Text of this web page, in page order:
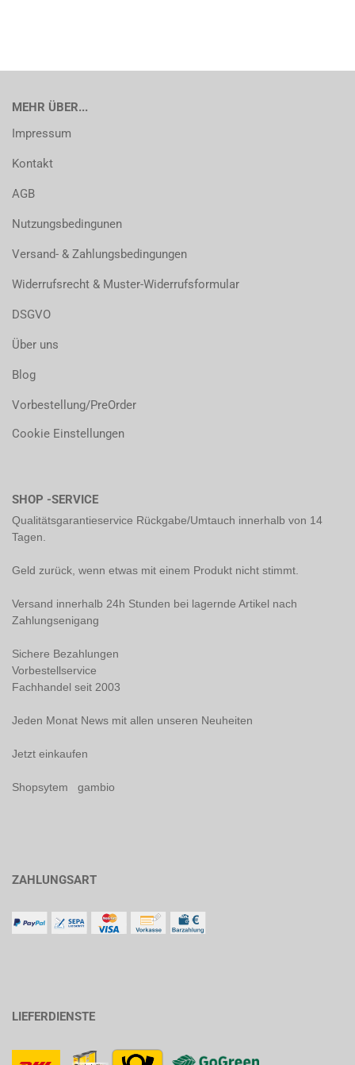
MEHR ÜBER...
Impressum
Kontakt
AGB
Nutzungsbedingunen
Versand- & Zahlungsbedingungen
Widerrufsrecht & Muster-Widerrufsformular
DSGVO
Über uns
Blog
Vorbestellung/PreOrder
Cookie Einstellungen
SHOP -SERVICE
Qualitätsgarantieservice Rückgabe/Umtauch innerhalb von 14
Tagen.
Geld zurück, wenn etwas mit einem Produkt nicht stimmt.
Versand innerhalb 24h Stunden bei lagernde Artikel nach
Zahlungsenigang
Sichere Bezahlungen
Vorbestellservice
Fachhandel seit 2003
Jeden Monat News mit allen unseren Neuheiten
Jetzt einkaufen
Shopsytem gambio
ZAHLUNGSART
LIEFERDIENSTE